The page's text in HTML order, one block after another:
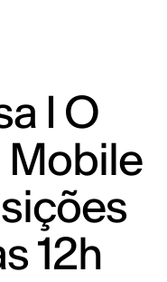
I O
Mobile
12h